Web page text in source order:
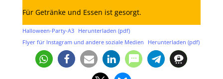
Für Getränke und Essen ist gesorgt.
Halloween-Party-A3
Herunterladen (pdf)
Flyer für Instagram und andere soziale Medien
Herunterladen (pdf)